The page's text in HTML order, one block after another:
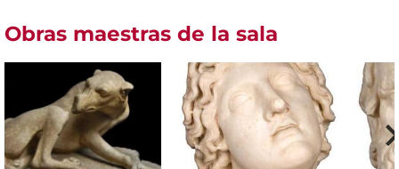
Obras maestras de la sala